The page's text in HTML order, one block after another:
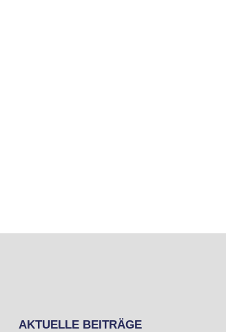
AKTUELLE BEITRÄGE